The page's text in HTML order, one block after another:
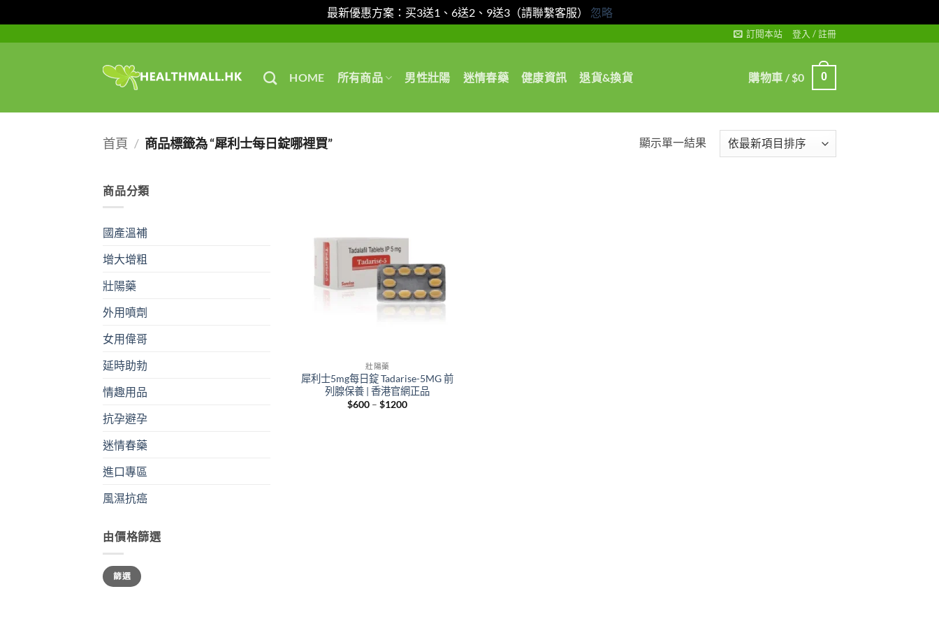
最新優惠方案：买3送1、6送2、9送3（請聯繫客服） 忽略
訂閱本站 登入 / 註冊
HOME 所有商品 男性壯陽 迷情春藥 健康資訊 退貨&換貨 購物車 /$0 0
首頁 / 商品標籤為 “犀利士每日錠哪裡買” 顯示單一結果
商品分類
國產溫補
增大增粗
壯陽藥
外用噴劑
女用偉哥
延時助勃
情趣用品
抗孕避孕
迷情春藥
進口專區
風濕抗癌
由價格篩選
最
低
價
最
高
價
篩選
壯陽藥
犀利士5mg每日錠 Tadarise-5MG 前
列腺保養 | 香港官網正品
$600 – $1200Price